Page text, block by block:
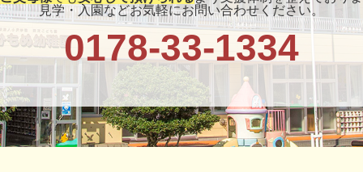
見学・入園などお気軽にお問い合わせください。
0178-33-1334